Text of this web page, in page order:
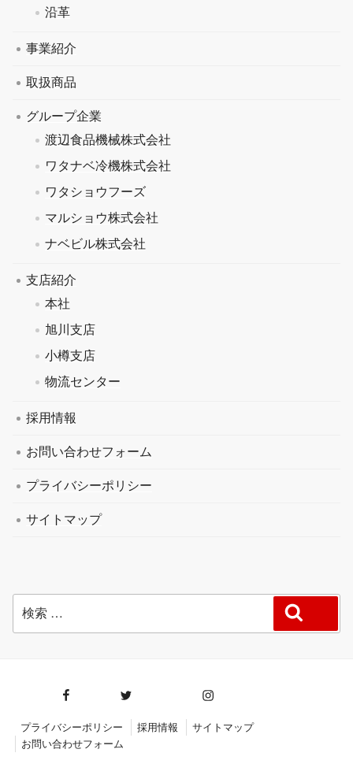
沿革
事業紹介
取扱商品
グループ企業
渡辺食品機械株式会社
ワタナベ冷機株式会社
ワタショウフーズ
マルショウ株式会社
ナベビル株式会社
支店紹介
本社
旭川支店
小樽支店
物流センター
採用情報
お問い合わせフォーム
プライバシーポリシー
サイトマップ
索:
プライバシーポリシー 採用情報
サイトマップ
お問い合わせフォーム